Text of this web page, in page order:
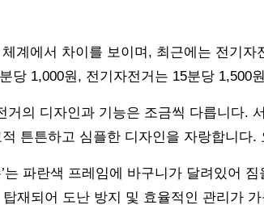
계에서 차이를 보이며, 최근에는 전기
당 1,000원, 전기자전거는 15분당 1,500
거의 디자인과 기능은 조금씩 다릅니다.
튼튼하고 심플한 디자인을 자랑합니다.
는 파란색 프레임에 바구니가 달려있어
재되어 도난 방지 및 효율적인 관리가